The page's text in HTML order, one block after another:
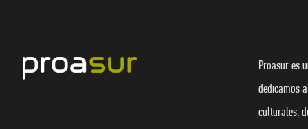
Proasur es
dedicamos
culturales,